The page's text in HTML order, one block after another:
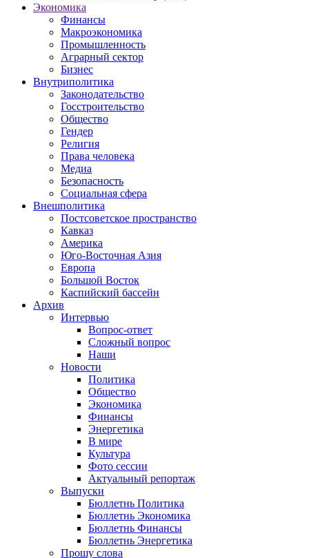
Экономика
Финансы
Макроэкономика
Промышленность
Аграрный сектор
Бизнес
Внутриполитика
Законодательство
Госстроительство
Общество
Гендер
Религия
Права человека
Медиа
Безопасность
Социальная сфера
Внешполитика
Постсоветское пространство
Кавказ
Америка
Юго-Восточная Азия
Европа
Большой Восток
Каспийский бассейн
Архив
Интервью
Вопрос-ответ
Сложный вопрос
Наши
Новости
Политика
Общество
Экономика
Финансы
Энергетика
В мире
Культура
Фото сессии
Актуальный репортаж
Выпуски
Бюллетнь Политика
Бюллетнь Экономика
Бюллетнь Финансы
Бюллетнь Энергетика
Прошу слова